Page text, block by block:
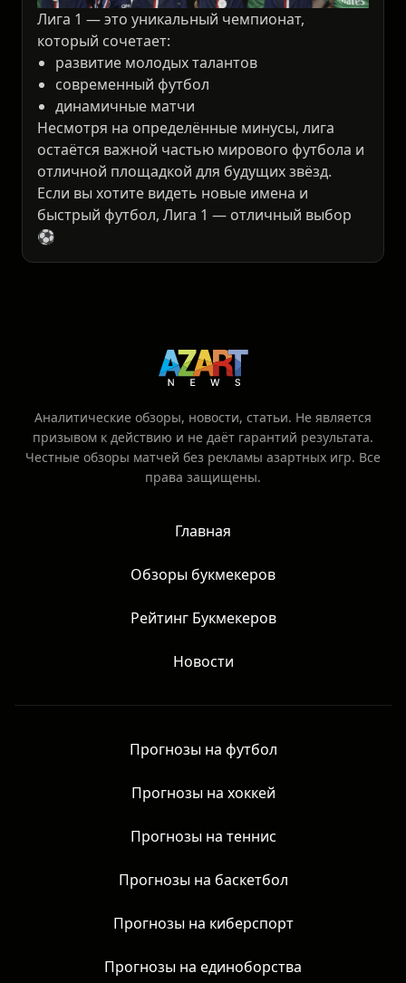
Лига 1 — это уникальный чемпионат,
который сочетает:
развитие молодых талантов
современный футбол
динамичные матчи
Несмотря на определённые минусы, лига
остаётся важной частью мирового футбола и
отличной площадкой для будущих звёзд.
Если вы хотите видеть новые имена и
быстрый футбол, Лига 1 — отличный выбор
⚽
Аналитические обзоры, новости, статьи. Не является
призывом к действию и не даёт гарантий результата.
Честные обзоры матчей без рекламы азартных игр. Все
права защищены.
Главная
Обзоры букмекеров
Рейтинг Букмекеров
Новости
Прогнозы на футбол
Прогнозы на хоккей
Прогнозы на теннис
Прогнозы на баскетбол
Прогнозы на киберспорт
Прогнозы на единоборства